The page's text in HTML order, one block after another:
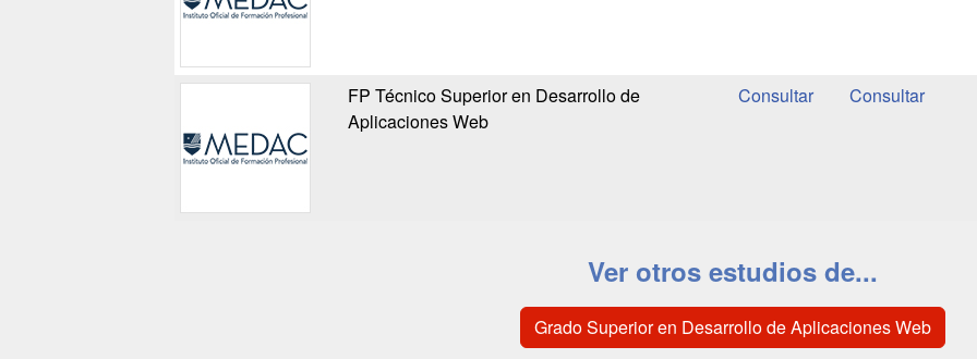
FP Técnico Superior en Desarrollo de
Aplicaciones Web
Ver otros estudios de...
Grado Superior en Desarrollo de Aplicaciones Web